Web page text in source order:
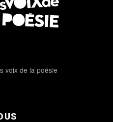
voix de la poésie